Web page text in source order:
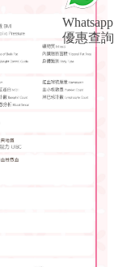
Whatsapp
優惠查詢